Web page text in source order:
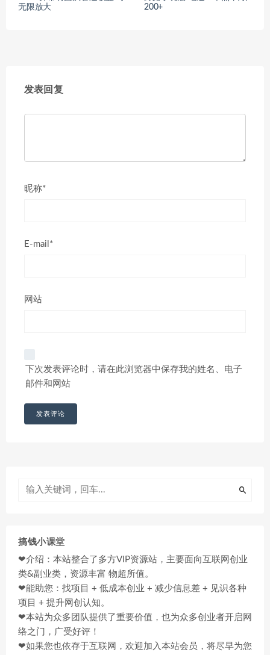
无限放大
200+
发表回复
昵称*
E-mail*
网站
下次发表评论时，请在此浏览器中保存我的姓名、电子
邮件和网站
搞钱小课堂
❤介绍：本站整合了多方VIP资源站，主要面向互联网创业
类&副业类，资源丰富 物超所值。
❤能助您：找项目 + 低成本创业 + 减少信息差 + 见识各种
项目 + 提升网创认知。
❤本站为众多团队提供了重要价值，也为众多创业者开启网
络之门，广受好评！
❤如果您也依存于互联网，欢迎加入本站会员，将尽早为您